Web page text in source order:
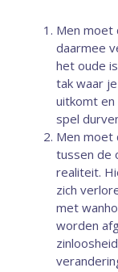
Men moet
daarmee
het oude
tak waar
uitkomt
spel
Men moet
tussen de
realiteit.
zich
met
worden